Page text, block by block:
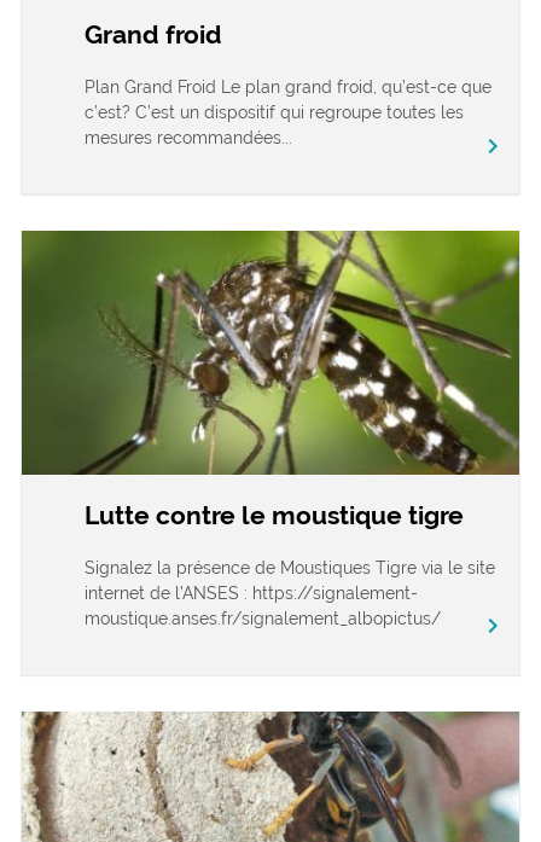
Grand froid
Plan Grand Froid Le plan grand froid, qu’est-ce que
c’est? C’est un dispositif qui regroupe toutes les
mesures recommandées...
chevron_right
Lutte contre le moustique tigre
Signalez la présence de Moustiques Tigre via le site
internet de l’ANSES : https://signalement-
moustique.anses.fr/signalement_albopictus/
chevron_right